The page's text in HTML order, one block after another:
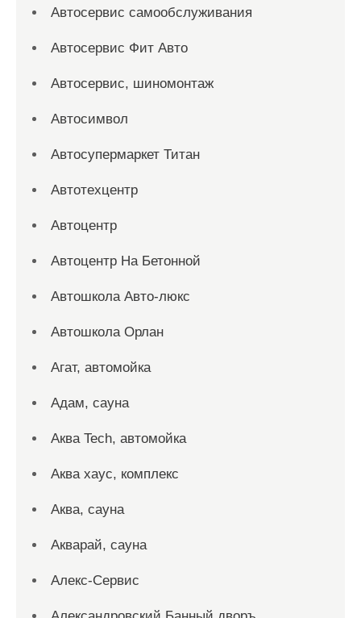
Автосервис самообслуживания
Автосервис Фит Авто
Автосервис, шиномонтаж
Автосимвол
Автосупермаркет Титан
Автотехцентр
Автоцентр
Автоцентр На Бетонной
Автошкола Авто-люкс
Автошкола Орлан
Агат, автомойка
Адам, сауна
Аква Tech, автомойка
Аква хаус, комплекс
Аква, сауна
Акварай, сауна
Алекс-Сервис